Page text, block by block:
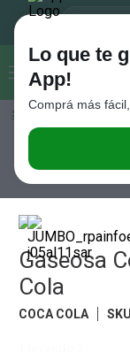
Seleccioná el método
Lo que te
App!
Comprá más
Gaseosa
Cola
COCA COLA SKU
Términos más
Cerveza
Galletitas